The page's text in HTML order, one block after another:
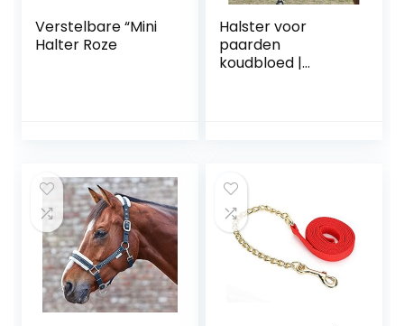
Verstelbare “Mini
Halter Roze
Halster voor
paarden
koudbloed |
wit, XXFull
(koudbloed))